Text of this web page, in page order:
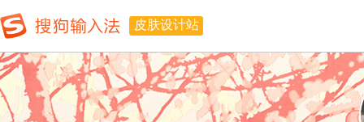
皮肤设计站